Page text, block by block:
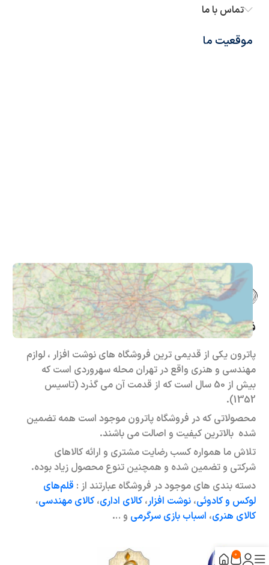
تماس با ما
موقعیت ما
فروشگاه حضوری – اینترنتی پاترون
پاترون یکی از قدیمی ترین فروشگاه های نوشت افزار ، لوازم
مهندسی و هنری واقع در تهران محله سهروردی است که
بیش از 50 سال است که از قدمت آن می گذرد (تاسیس
1352).
محصولاتی که در فروشگاه پاترون موجود است همه تضمین
شده بالاترین کیفیت و اصالت می باشند.
تلاش ما همواره کسب رضایت مشتری و ارائه کالاهای
شرکتی و تضمین شده و همچنین تنوع محصول زیاد بوده.
دسته بندی های موجود در فروشگاه عبارتند از : قلم‌های
لوکس و کادوئی، نوشت افزار،کالای اداری،کالای مهندسی،
کالای هنری، اسباب بازی سرگرمی و …
0